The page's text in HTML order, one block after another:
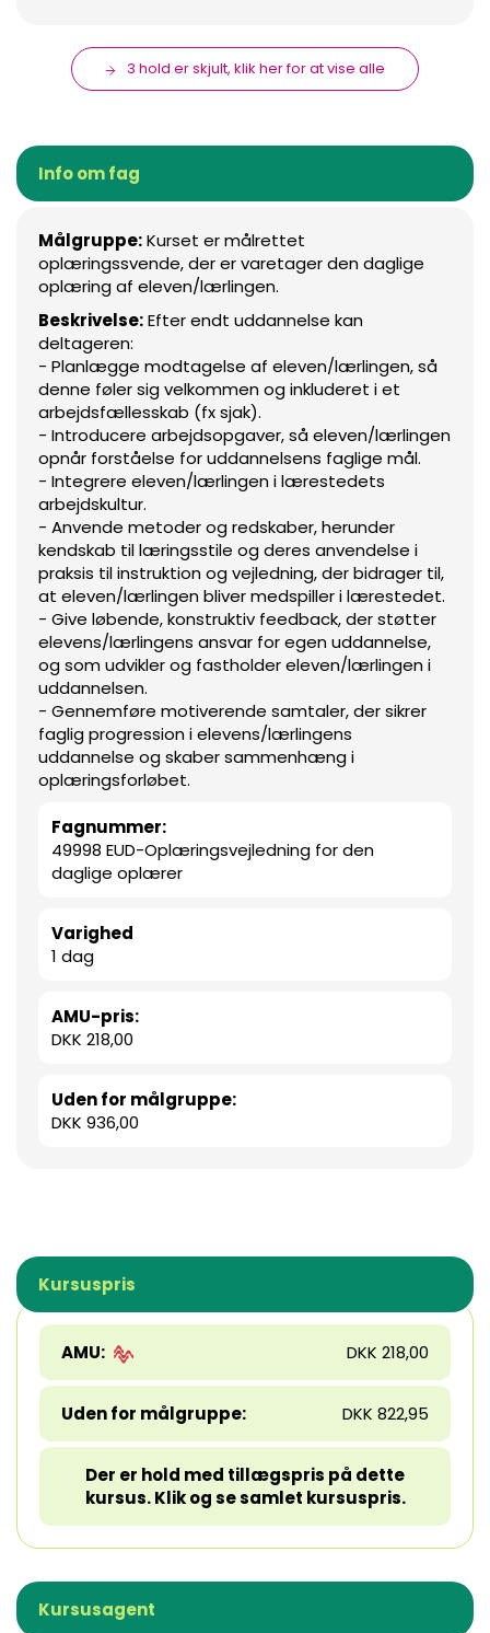
3 hold er skjult, klik her for at vise alle
Info om fag
Målgruppe:Kurset er målrettet
oplæringssvende, der er varetager den daglige
oplæring af eleven/lærlingen.
Beskrivelse:Efter endt uddannelse kan
deltageren:
- Planlægge modtagelse af eleven/lærlingen, så
denne føler sig velkommen og inkluderet i et
arbejdsfællesskab (fx sjak).
- Introducere arbejdsopgaver, så eleven/lærlingen
opnår forståelse for uddannelsens faglige mål.
- Integrere eleven/lærlingen i lærestedets
arbejdskultur.
- Anvende metoder og redskaber, herunder
kendskab til læringsstile og deres anvendelse i
praksis til instruktion og vejledning, der bidrager til,
at eleven/lærlingen bliver medspiller i lærestedet.
- Give løbende, konstruktiv feedback, der støtter
elevens/lærlingens ansvar for egen uddannelse,
og som udvikler og fastholder eleven/lærlingen i
uddannelsen.
- Gennemføre motiverende samtaler, der sikrer
faglig progression i elevens/lærlingens
uddannelse og skaber sammenhæng i
oplæringsforløbet.
Fagnummer:
49998 EUD-Oplæringsvejledning for den
daglige oplærer
Varighed
1 dag
AMU-pris:
DKK 218,00
Uden for målgruppe:
DKK 936,00
Kursuspris
AMU: DKK 218,00
Uden for målgruppe: DKK 822,95
Der er hold med tillægspris på dette
kursus. Klik og se samlet kursuspris.
Kursusagent